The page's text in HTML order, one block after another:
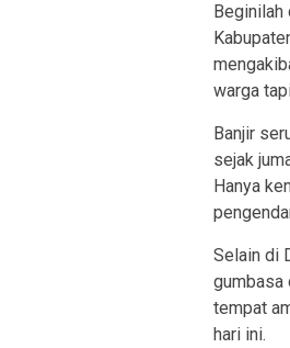
Beginilah
warga
Banjir
sejak
Hanya
Selain di
gumbasa
tempat
hari ini.